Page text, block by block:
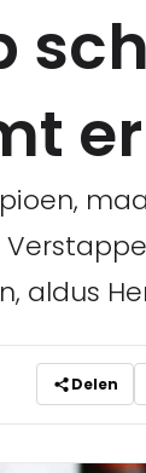
aldus
Delen